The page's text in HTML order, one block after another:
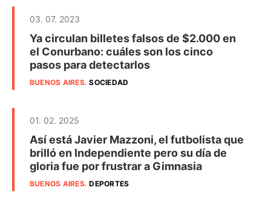
03. 07. 2023
Ya circulan billetes falsos de $2.000 en
el Conurbano: cuáles son los cinco
pasos para detectarlos
BUENOS AIRES.SOCIEDAD
01. 02. 2025
Así está Javier Mazzoni, el futbolista que
brilló en Independiente pero su día de
gloria fue por frustrar a Gimnasia
BUENOS AIRES.DEPORTES